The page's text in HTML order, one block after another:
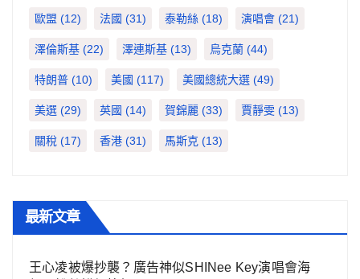
歐盟 (12) 法國 (31) 泰勒絲 (18) 演唱會 (21)
澤倫斯基 (22) 澤連斯基 (13) 烏克蘭 (44)
特朗普 (10) 美國 (117) 美國總統大選 (49)
美選 (29) 英國 (14) 賀錦麗 (33) 賈靜雯 (13)
關稅 (17) 香港 (31) 馬斯克 (13)
最新文章
王心凌被爆抄襲？廣告神似SHINee Key演唱會海